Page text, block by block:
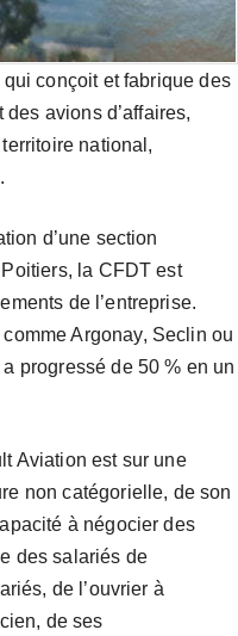
conçoit et fabrique des
avions d’affaires,
national,
d’une section
la CFDT est
de l’entreprise.
Argonay, Seclin ou
progressé de 50 % en un
Aviation est sur une
non catégorielle, de son
à négocier des
des salariés de
de l’ouvrier à
de ses